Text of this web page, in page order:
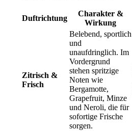
Duftrichtung
Charakter &
Wirkung
Zitrisch &
Frisch
Belebend, sportlich
und
unaufdringlich. Im
Vordergrund
stehen spritzige
Noten wie
Bergamotte,
Grapefruit, Minze
und Neroli, die für
sofortige Frische
sorgen.